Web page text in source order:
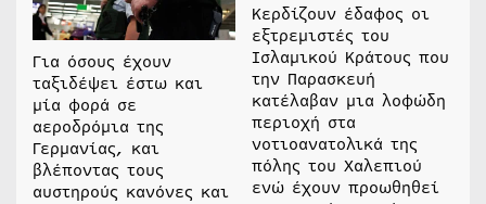
Για όσους έχουν
ταξιδέψει έστω και
μία φορά σε
αεροδρόμια της
Γερμανίας, και
βλέποντας τους
αυστηρούς κανόνες και
Κερδίζουν έδαφος οι
εξτρεμιστές του
Ισλαμικού Κράτους που
την Παρασκευή
κατέλαβαν μια λοφώδη
περιοχή στα
νοτιοανατολικά της
πόλης του Χαλεπιού
ενώ έχουν προωθηθεί